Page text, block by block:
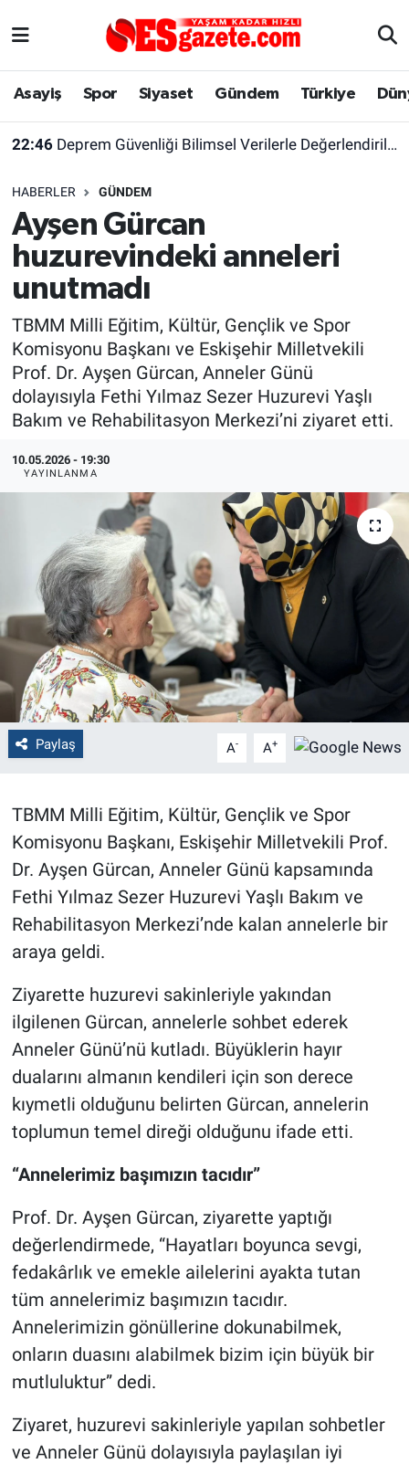
Asayiş Spor Siyaset Gündem Türkiye
22:46 Deprem Güvenliği Bilimsel Verilerle Değerlendirilmeli
HABERLER GÜNDEM
Ayşen Gürcan
huzurevindeki anneleri
unutmadı
TBMM Milli Eğitim, Kültür, Gençlik ve Spor
Komisyonu Başkanı ve Eskişehir Milletvekili
Prof. Dr. Ayşen Gürcan, Anneler Günü
dolayısıyla Fethi Yılmaz Sezer Huzurevi Yaşlı
Bakım ve Rehabilitasyon Merkezi’ni ziyaret etti.
10.05.2026 - 19:30
YAYINLANMA
Paylaş A- A+
TBMM Milli Eğitim, Kültür, Gençlik ve Spor
Komisyonu Başkanı, Eskişehir Milletvekili Prof.
Dr. Ayşen Gürcan, Anneler Günü kapsamında
Fethi Yılmaz Sezer Huzurevi Yaşlı Bakım ve
Rehabilitasyon Merkezi’nde kalan annelerle bir
araya geldi.
Ziyarette huzurevi sakinleriyle yakından
ilgilenen Gürcan, annelerle sohbet ederek
Anneler Günü’nü kutladı. Büyüklerin hayır
dualarını almanın kendileri için son derece
kıymetli olduğunu belirten Gürcan, annelerin
toplumun temel direği olduğunu ifade etti.
“Annelerimiz başımızın tacıdır”
Prof. Dr. Ayşen Gürcan, ziyarette yaptığı
değerlendirmede, “Hayatları boyunca sevgi,
fedakârlık ve emekle ailelerini ayakta tutan
tüm annelerimiz başımızın tacıdır.
Annelerimizin gönüllerine dokunabilmek,
onların duasını alabilmek bizim için büyük bir
mutluluktur” dedi.
Ziyaret, huzurevi sakinleriyle yapılan sohbetler
ve Anneler Günü dolayısıyla paylaşılan iyi
Asayiş
Gündem
Türkiye
Dünya
Sağlık
Alış-Veriş/İş dünyası
Yaşam
Eskişehirspor Arşivi
Eskişehir Arşivi
Röportaj
Ekonomi
Kültür Sanat
Bilecik
Kütahya
Gezi
Genel
Çevre
Yerel
Bilim ve Teknoloji
Eskişehir Nöbetçi Eczaneler
Süper Lig Puan Durumu ve Fikstür
Tüm Manşetler
Son Dakika Haberleri
Haber Arşivi